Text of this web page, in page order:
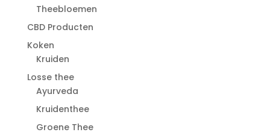
Theebloemen
CBD Producten
Koken
Kruiden
Losse thee
Ayurveda
Kruidenthee
Groene Thee